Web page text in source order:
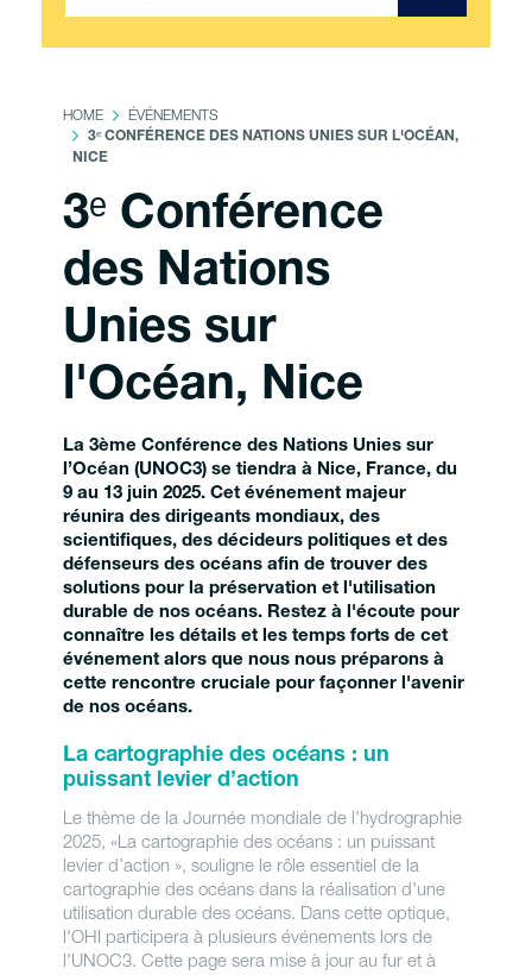
HOME ÉVÉNEMENTS
3ᵉ CONFÉRENCE DES NATIONS UNIES SUR L'OCÉAN,
NICE
3ᵉ Conférence
des Nations
Unies sur
l'Océan, Nice
La 3ème Conférence des Nations Unies sur
l’Océan (UNOC3) se tiendra à Nice, France, du
9 au 13 juin 2025. Cet événement majeur
réunira des dirigeants mondiaux, des
scientifiques, des décideurs politiques et des
défenseurs des océans afin de trouver des
solutions pour la préservation et l'utilisation
durable de nos océans. Restez à l'écoute pour
connaître les détails et les temps forts de cet
événement alors que nous nous préparons à
cette rencontre cruciale pour façonner l'avenir
de nos océans.
La cartographie des océans : un
puissant levier d’action
Le thème de la Journée mondiale de l'hydrographie
2025, «La cartographie des océans : un puissant
levier d’action », souligne le rôle essentiel de la
cartographie des océans dans la réalisation d'une
utilisation durable des océans. Dans cette optique,
l'OHI participera à plusieurs événements lors de
l'UNOC3. Cette page sera mise à jour au fur et à